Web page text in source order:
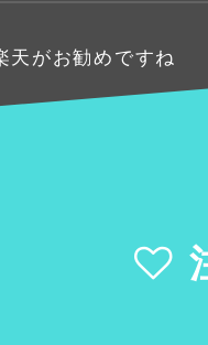
天がお勧めですね